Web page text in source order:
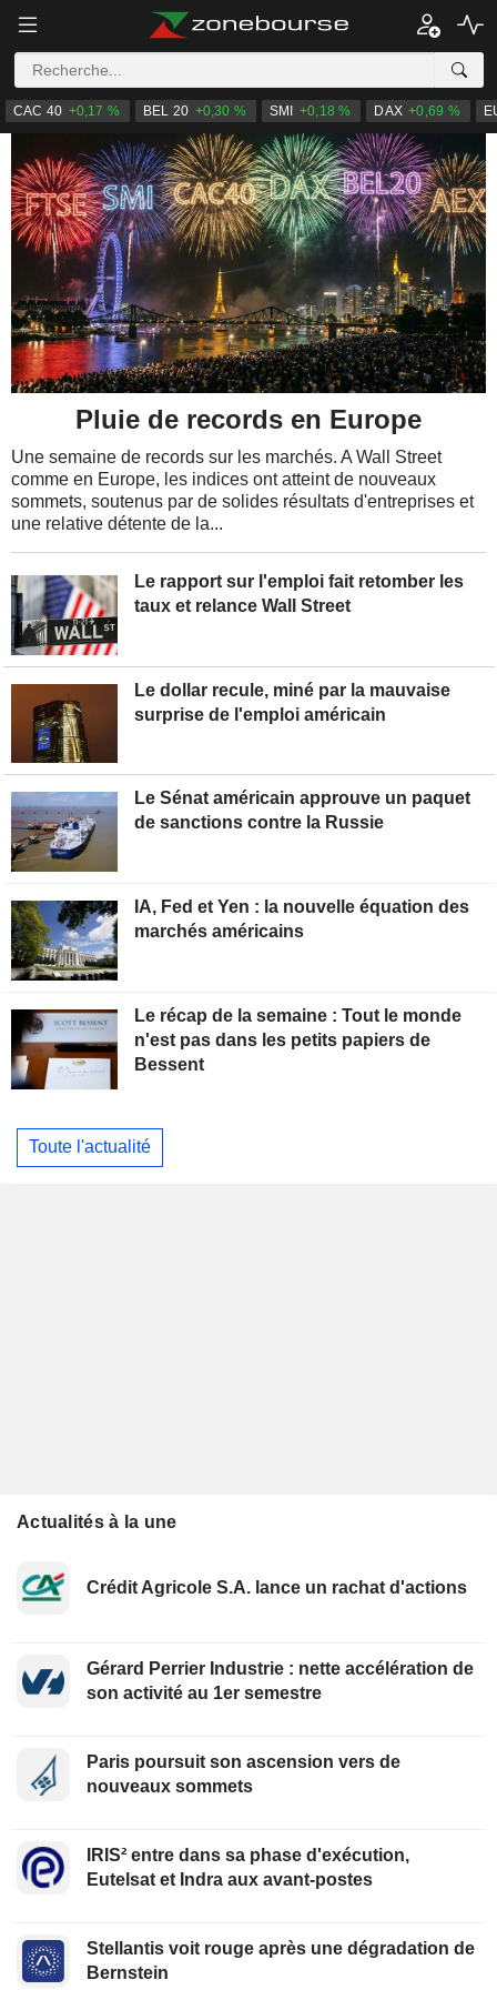
CAC 40 +0,17 % BEL 20 +0,30 % SMI +0,18 % DAX +0,69 %
Le rapport sur l'emploi fait retomber les
taux et relance Wall Street
Le dollar recule, miné par la mauvaise
surprise de l'emploi américain
Pluie de records en Europe
Une semaine de records sur les marchés. A Wall Street
comme en Europe, les indices ont atteint de nouveaux
sommets, soutenus par de solides résultats d'entreprises et
une relative détente de la...
Le Sénat américain approuve un paquet
de sanctions contre la Russie
IA, Fed et Yen : la nouvelle équation des
marchés américains
Le récap de la semaine : Tout le monde
n'est pas dans les petits papiers de
Bessent
Toute l'actualité
Actualités à la une
Crédit Agricole S.A. lance un rachat d'actions
Gérard Perrier Industrie : nette accélération de
son activité au 1er semestre
Paris poursuit son ascension vers de
nouveaux sommets
IRIS² entre dans sa phase d'exécution,
Eutelsat et Indra aux avant-postes
Stellantis voit rouge après une dégradation de
Bernstein